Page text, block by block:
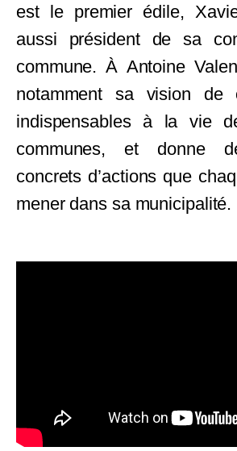
est le premier édile,
aussi président de sa
commune. À Antoine
notamment sa vision de
indispensables à la vie
communes, et donne
concrets d’actions que
mener dans sa municipalité.